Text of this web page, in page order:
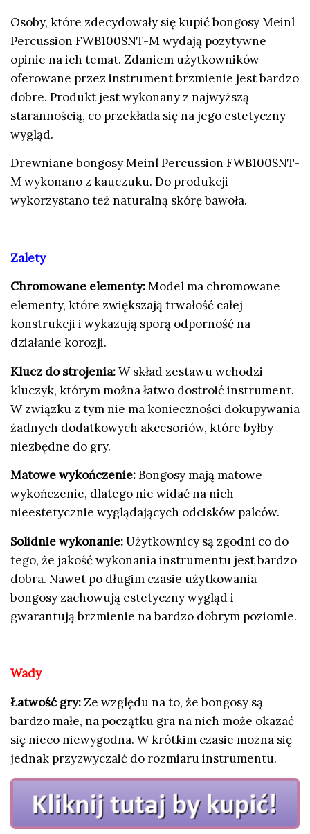
Osoby, które zdecydowały się kupić bongosy Meinl
Percussion FWB100SNT-M wydają pozytywne
opinie na ich temat. Zdaniem użytkowników
oferowane przez instrument brzmienie jest bardzo
dobre. Produkt jest wykonany z najwyższą
starannością, co przekłada się na jego estetyczny
wygląd.
Drewniane bongosy Meinl Percussion FWB100SNT-
M wykonano z kauczuku. Do produkcji
wykorzystano też naturalną skórę bawoła.
Zalety
Chromowane elementy:Model ma chromowane
elementy, które zwiększają trwałość całej
konstrukcji i wykazują sporą odporność na
działanie korozji.
Klucz do strojenia:W skład zestawu wchodzi
kluczyk, którym można łatwo dostroić instrument.
W związku z tym nie ma konieczności dokupywania
żadnych dodatkowych akcesoriów, które byłby
niezbędne do gry.
Matowe wykończenie:Bongosy mają matowe
wykończenie, dlatego nie widać na nich
nieestetycznie wyglądających odcisków palców.
Solidnie wykonanie:Użytkownicy są zgodni co do
tego, że jakość wykonania instrumentu jest bardzo
dobra. Nawet po długim czasie użytkowania
bongosy zachowują estetyczny wygląd i
gwarantują brzmienie na bardzo dobrym poziomie.
Wady
Łatwość gry:Ze względu na to, że bongosy są
bardzo małe, na początku gra na nich może okazać
się nieco niewygodna. W krótkim czasie można się
jednak przyzwyczaić do rozmiaru instrumentu.